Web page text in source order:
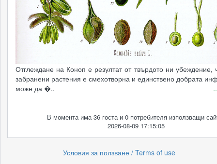
Отглеждане на Коноп е резултат от твърдото ни убеждение,
забранени растения е смехотворна и единствено добрата
може да �..
В момента има 36 госта и 0 потребителя използващи
2026-08-09 17:15:05
Условия за ползване / Terms of use